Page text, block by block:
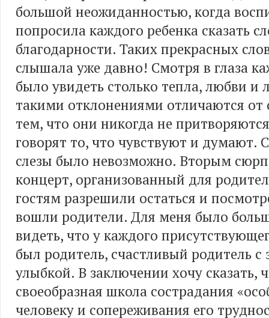
большой неожиданностью, когда
попросила каждого ребенка сказать
благодарности. Таких прекрасных
слышала уже давно! Смотря в глаза
было увидеть столько тепла, любви и
такими отклонениями отличаются от
тем, что они никогда не
говорят то, что чувствуют и думают.
слезы было невозможно. Вторым
концерт, организованный для
гостям разрешили остаться и
вошли родители. Для меня было
видеть, что у каждого
был родитель, счастливый родитель с
улыбкой. В заключении хочу сказать,
своеобразная школа сострадания
человеку и сопереживания его